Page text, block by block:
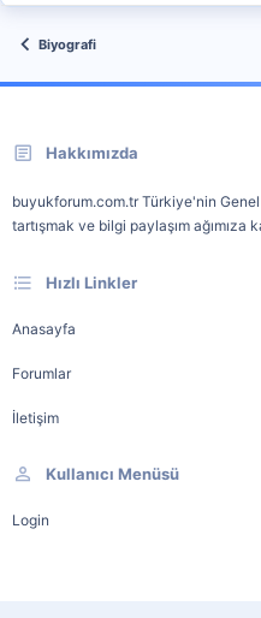
Biyografi
Hakkımızda
buyukforum.com.tr Türkiye'nin
tartışmak ve bilgi paylaşım
Hızlı Linkler
Anasayfa
Forumlar
İletişim
Kullanıcı Menüsü
Login